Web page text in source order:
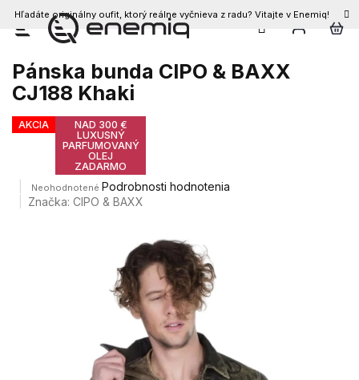
Prejsť
obsah
Hľadáte originálny oufit, ktorý reálne vyčnieva z radu? Vitajte v Enemiq!
Pánska bunda CIPO & BAXX
CJ188 Khaki
AKCIA
NAD 300 €
LUXUSNÝ
PARFUMOVANÝ
OLEJ
ZADARMO
Priemerné
hodnotenie
Neohodnotené Podrobnosti hodnotenia
Značka:CIPO & BAXX